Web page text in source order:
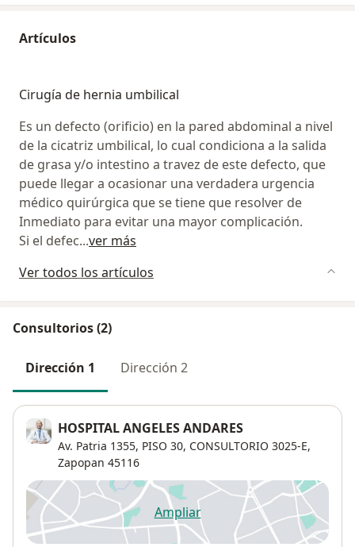
Artículos
Cirugía de hernia umbilical
Es un defecto (orificio) en la pared abdominal a nivel
de la cicatriz umbilical, lo cual condiciona a la salida
de grasa y/o intestino a travez de este defecto, que
puede llegar a ocasionar una verdadera urgencia
médico quirúrgica que se tiene que resolver de
Inmediato para evitar una mayor complicación.
Si el defec...ver más
Ver todos los artículos
Consultorios (2)
Dirección 1 Dirección 2
HOSPITAL ANGELES ANDARES
Av. Patria 1355, PISO 30, CONSULTORIO 3025-E,
Zapopan 45116
Ampliarse abre en una nueva